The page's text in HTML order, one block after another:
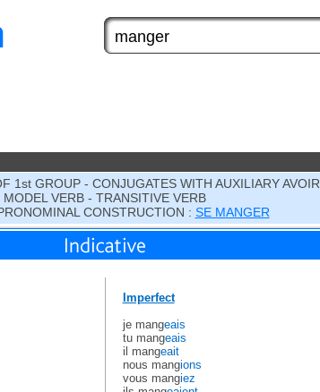
1st GROUP - CONJUGATES WITH AUXILIARY AVOIR
MODEL VERB - TRANSITIVE VERB
CONSTRUCTION : SE MANGER
Imperfect
je mangeais
tu mangeais
il mangeait
nous mangions
vous mangiez